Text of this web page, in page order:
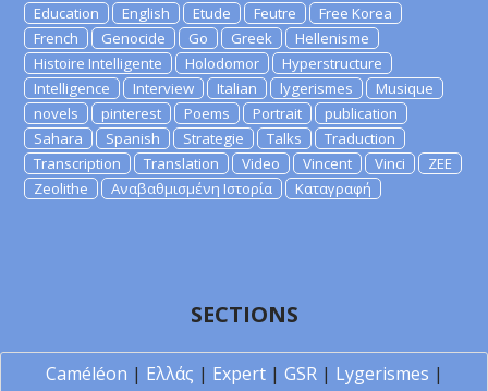
Education
English Etude Feutre
Free Korea
French
Genocide Go Greek
Hellenisme
Histoire Intelligente
Holodomor
Hyperstructure
Intelligence
Interview Italian lygerismes
Musique
novels
pinterest Poems Portrait
publication
Sahara
Spanish Strategie Talks
Traduction
Transcription
Translation Video Vincent Vinci
ZEE
Zeolithe
Αναβαθμισμένη Ιστορία Καταγραφή
SECTIONS
Caméléon | Ελλάς | Expert| GSR| Lygerismes |